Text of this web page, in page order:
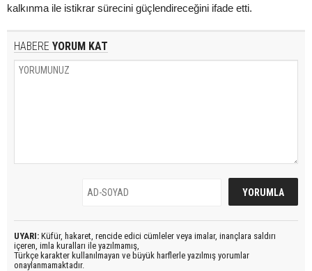
kalkınma ile istikrar sürecini güçlendireceğini ifade etti.
HABERE YORUM KAT
UYARI: Küfür, hakaret, rencide edici cümleler veya imalar, inançlara saldırı
içeren, imla kuralları ile yazılmamış,
Türkçe karakter kullanılmayan ve büyük harflerle yazılmış yorumlar
onaylanmamaktadır.